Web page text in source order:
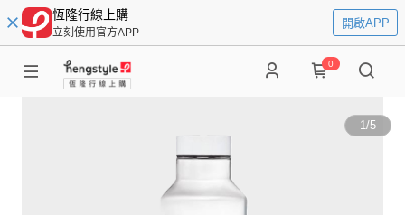
恆隆行線上購
立刻使用官方APP
開啟APP
0
1/5